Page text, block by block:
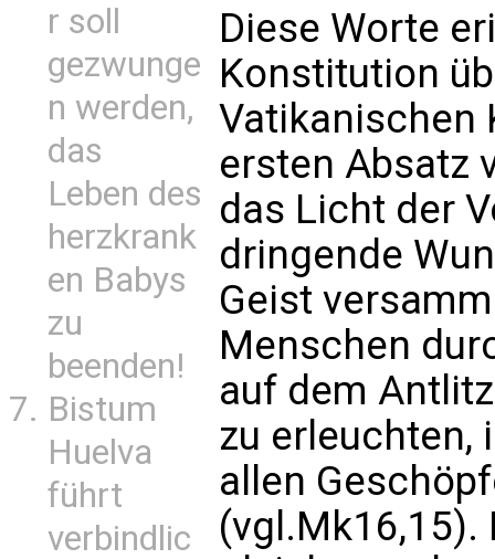
r soll
gezwunge
n werden,
das
Leben des
herzkrank
en Babys
zu
beenden!
Bistum
Huelva
führt
verbindlic
Diese Worte
Konstitution
Vatikanischen
ersten Absatz
das Licht der
dringende
Geist
Menschen
auf dem
zu erleuchten,
allen
(vgl.Mk16,15).